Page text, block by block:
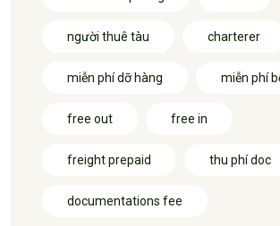
người thuê tàu charterer
miễn phí dỡ hàng miễn phí
free out free in
freight prepaid thu phí doc
documentations fee